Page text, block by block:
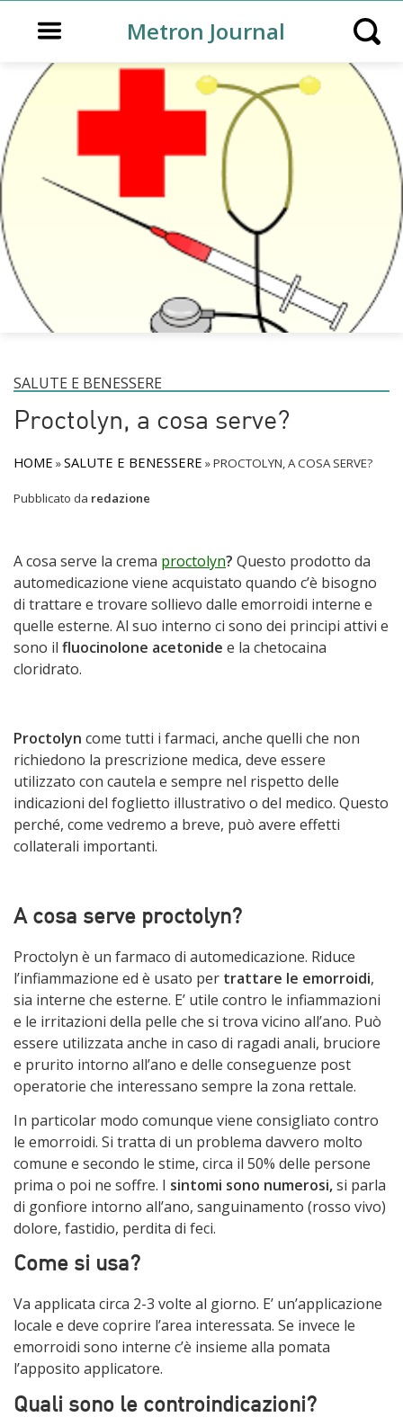
Open main menuMetron Journal Open
SALUTE E BENESSERE
Proctolyn, a cosa serve?
HOME »SALUTE E BENESSERE »PROCTOLYN, A COSA SERVE?
Pubblicato da redazione
A cosa serve la crema proctolyn? Questo prodotto da
automedicazione viene acquistato quando c’è bisogno
di trattare e trovare sollievo dalle emorroidi interne e
quelle esterne. Al suo interno ci sono dei principi attivi e
sono il fluocinolone acetonide e la chetocaina
cloridrato.
Proctolyn come tutti i farmaci, anche quelli che non
richiedono la prescrizione medica, deve essere
utilizzato con cautela e sempre nel rispetto delle
indicazioni del foglietto illustrativo o del medico. Questo
perché, come vedremo a breve, può avere effetti
collaterali importanti.
A cosa serve proctolyn?
Proctolyn è un farmaco di automedicazione. Riduce
l’infiammazione ed è usato per trattare le emorroidi,
sia interne che esterne. E’ utile contro le infiammazioni
e le irritazioni della pelle che si trova vicino all’ano. Può
essere utilizzata anche in caso di ragadi anali, bruciore
e prurito intorno all’ano e delle conseguenze post
operatorie che interessano sempre la zona rettale.
In particolar modo comunque viene consigliato contro
le emorroidi. Si tratta di un problema davvero molto
comune e secondo le stime, circa il 50% delle persone
prima o poi ne soffre. I sintomi sono numerosi,si parla
di gonfiore intorno all’ano, sanguinamento (rosso vivo)
dolore, fastidio, perdita di feci.
Come si usa?
Va applicata circa 2-3 volte al giorno. E’ un’applicazione
locale e deve coprire l’area interessata. Se invece le
emorroidi sono interne c’è insieme alla pomata
l’apposito applicatore.
Quali sono le controindicazioni?